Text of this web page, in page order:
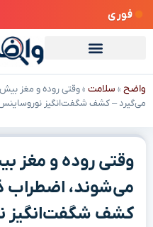
فوری
واضح » سلامت »وقتی روده و مغز
می‌گیرد – کشف شگفت‌انگیز
وقتی روده و مغز
می‌شوند، اضطراب
کشف شگفت‌انگیز